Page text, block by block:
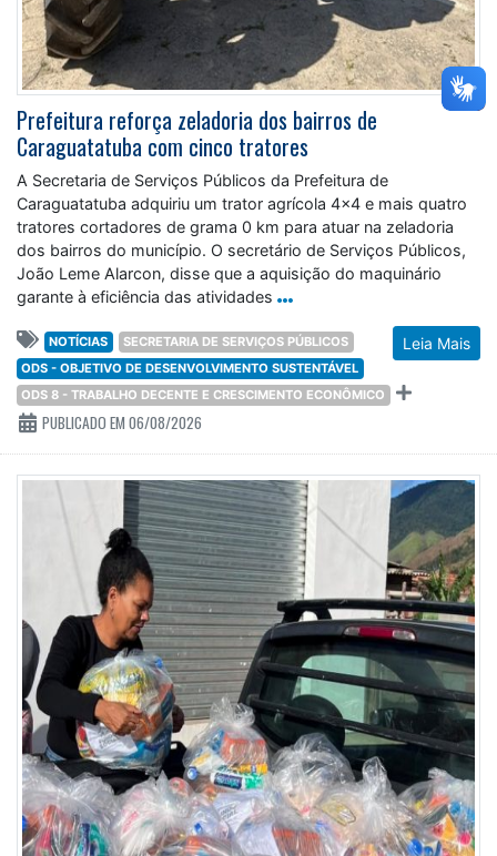
Prefeitura reforça zeladoria dos bairros de
Caraguatatuba com cinco tratores
A Secretaria de Serviços Públicos da Prefeitura de
Caraguatatuba adquiriu um trator agrícola 4×4 e mais quatro
tratores cortadores de grama 0 km para atuar na zeladoria
dos bairros do município. O secretário de Serviços Públicos,
João Leme Alarcon, disse que a aquisição do maquinário
garante à eficiência das atividades
Leia Mais
NOTÍCIAS
SECRETARIA DE SERVIÇOS PÚBLICOS
ODS - OBJETIVO DE DESENVOLVIMENTO SUSTENTÁVEL
ODS 8 - TRABALHO DECENTE E CRESCIMENTO ECONÔMICO
PUBLICADO EM 06/08/2026